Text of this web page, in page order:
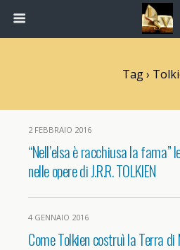
Tag ›
2 FEBBRAIO 2016
“Nell’elsa è racchiusa la fama”
nelle opere di J.R.R. TOLKIEN
4 GENNAIO 2016
Come Tolkien costruì la Terra di